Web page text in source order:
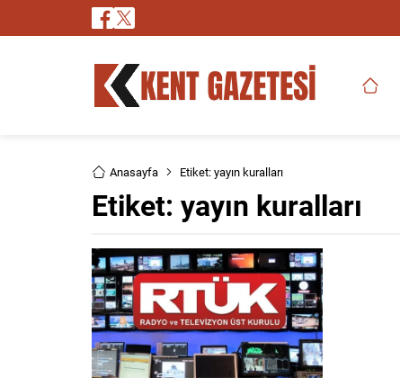
Anasayfa Etiket: yayın kuralları
Etiket: yayın kuralları